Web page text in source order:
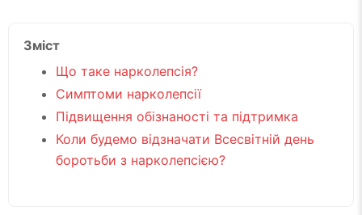
Зміст
Що таке нарколепсія?
Симптоми нарколепсії
Підвищення обізнаності та підтримка
Коли будемо відзначати Всесвітній день
боротьби з нарколепсією?